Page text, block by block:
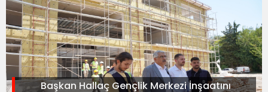
Başkan Hallaç Gençlik Merkezi İnşaatını